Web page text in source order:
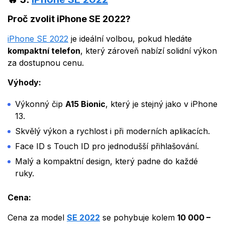
Proč zvolit iPhone SE 2022?
iPhone SE 2022 je ideální volbou, pokud hledáte
kompaktní telefon, který zároveň nabízí solidní výkon
za dostupnou cenu.
Výhody:
Výkonný čip A15 Bionic, který je stejný jako v iPhone
13.
Skvělý výkon a rychlost i při moderních aplikacích.
Face ID s Touch ID pro jednodušší přihlašování.
Malý a kompaktní design, který padne do každé
ruky.
Cena:
Cena za model SE 2022 se pohybuje kolem 10 000 –